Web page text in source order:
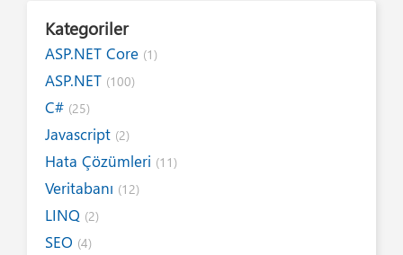
Kategoriler
ASP.NET Core (1)
ASP.NET (100)
C# (25)
Javascript (2)
Hata Çözümleri (11)
Veritabanı (12)
LINQ (2)
SEO (4)